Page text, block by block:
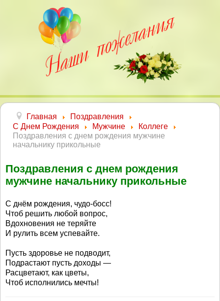
Главная
Поздравления
С Днем Рождения
Мужчине
Коллеге
Поздравления с днем рождения мужчине
начальнику прикольные
Поздравления с днем рождения
мужчине начальнику прикольные
С днём рождения, чудо-босс!
Чтоб решить любой вопрос,
Вдохновения не теряйте
И рулить всем успевайте.
Пусть здоровье не подводит,
Подрастают пусть доходы —
Расцветают, как цветы,
Чтоб исполнились мечты!